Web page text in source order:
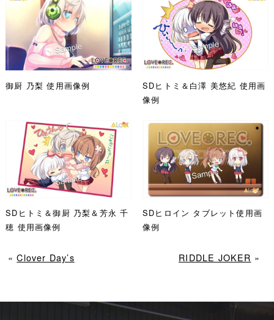
御厨 乃梨 使用画像例
SDヒトミ＆白澤 美悠紀 使用画
像例
SDヒトミ＆御厨 乃梨＆芳永 千
穂 使用画像例
SDヒロイン タブレット使用画
像例
«Clover Day’s RIDDLE JOKER »